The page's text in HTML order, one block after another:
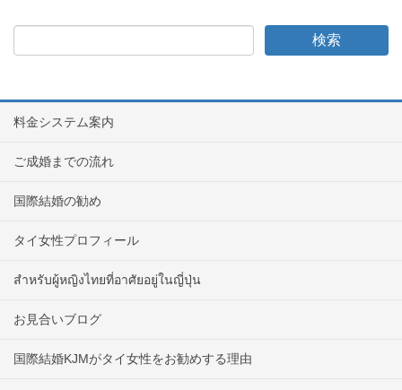
料金システム案内
ご成婚までの流れ
国際結婚の勧め
タイ女性プロフィール
สำหรับผู้หญิงไทยที่อาศัยอยู่ในญี่ปุ่น
お見合いブログ
国際結婚KJMがタイ女性をお勧めする理由